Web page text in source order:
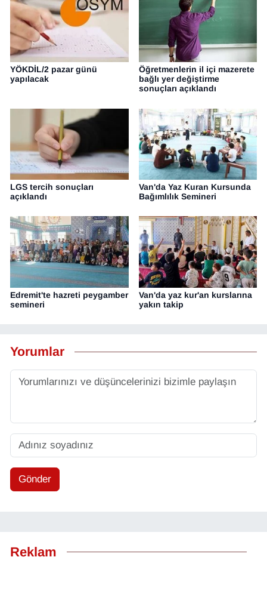
YÖKDİL/2 pazar günü
yapılacak
Öğretmenlerin il içi mazerete
bağlı yer değiştirme
sonuçları açıklandı
LGS tercih sonuçları
açıklandı
Van'da Yaz Kuran Kursunda
Bağımlılık Semineri
Edremit'te hazreti peygamber
semineri
Van'da yaz kur'an kurslarına
yakın takip
Yorumlar
Gönder
Reklam